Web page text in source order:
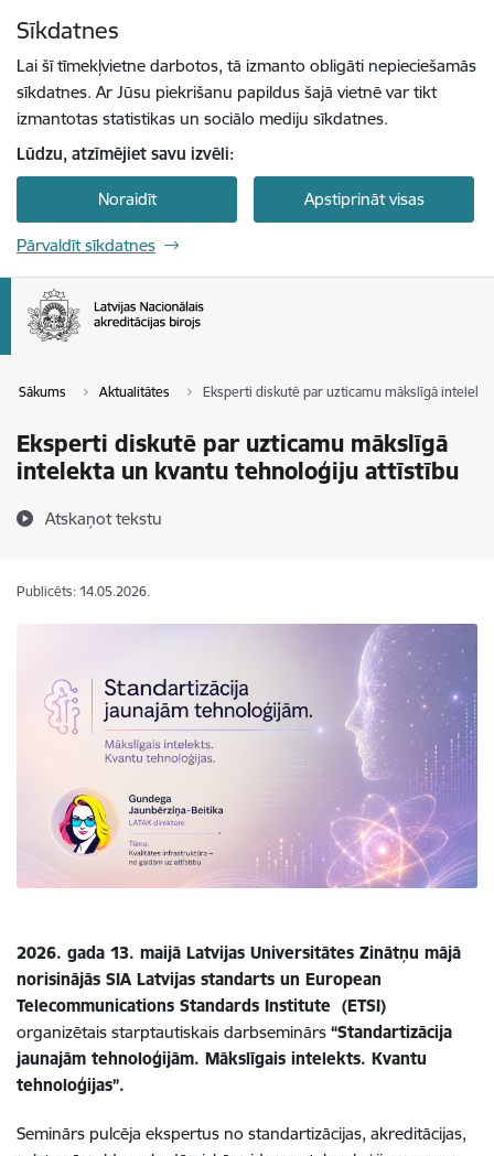
Sīkdatnes
Lai šī tīmekļvietne darbotos, tā izmanto obligāti nepieciešamās
sīkdatnes. Ar Jūsu piekrišanu papildus šajā vietnē var tikt
izmantotas statistikas un sociālo mediju sīkdatnes.
Lūdzu, atzīmējiet savu izvēli:
Noraidīt Apstiprināt visas
Pārvaldīt sīkdatnes
Sākums Aktualitātes Eksperti diskutē par uzticamu mākslīgā
Eksperti diskutē par uzticamu mākslīgā
intelekta un kvantu tehnoloģiju attīstību
Atskaņot tekstu
Publicēts: 14.05.2026.
2026. gada 13. maijā Latvijas Universitātes Zinātņu mājā
norisinājās SIA Latvijas standarts un European
Telecommunications Standards Institute (ETSI)
organizētais starptautiskais darbseminārs “Standartizācija
jaunajām tehnoloģijām. Mākslīgais intelekts. Kvantu
tehnoloģijas”.
Seminārs pulcēja ekspertus no standartizācijas, akreditācijas,